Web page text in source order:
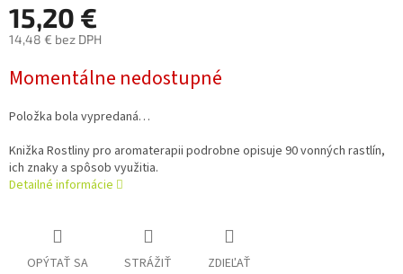
15,20 €
14,48 € bez DPH
cena:
Momentálne nedostupné
Položka bola vypredaná…
Knižka Rostliny pro aromaterapii podrobne opisuje 90 vonných rastlín,
ich znaky a spôsob využitia.
Detailné informácie
OPÝTAŤ SA STRÁŽIŤ ZDIEĽAŤ